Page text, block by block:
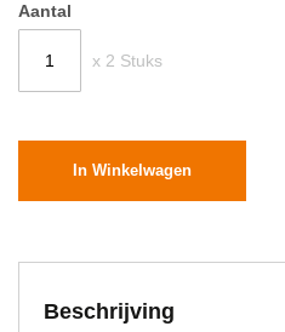
Aantal
x 2 Stuks
In Winkelwagen
Beschrijving